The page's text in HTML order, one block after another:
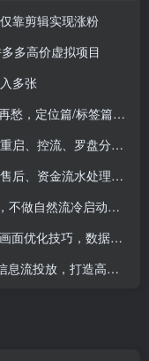
靠剪辑实现涨粉
多高价虚拟项目
多张
/标签篇/破播放篇/24节
随心推、正价平播等(更新3月)
水处理，数据导出路径等
技巧，数据复盘方法论
，打造高效广告策略